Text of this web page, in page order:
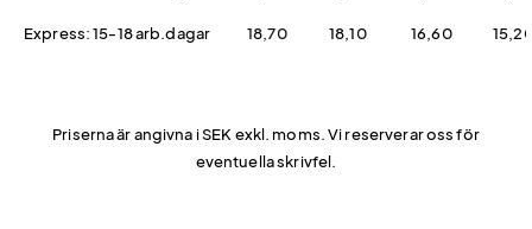
Express: 15-18 arb.dagar 18,70 18,10 16,60
Priserna är angivna i SEK exkl. moms. Vi reserverar oss för
eventuella skrivfel.